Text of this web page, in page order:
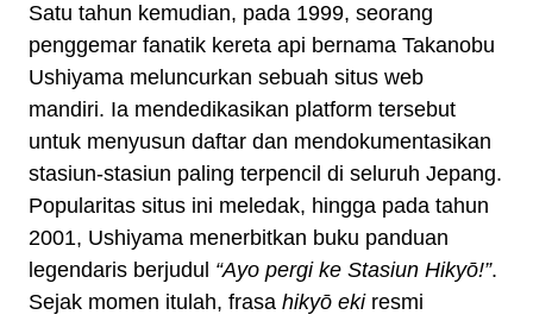
Satu tahun kemudian, pada 1999, seorang
penggemar fanatik kereta api bernama Takanobu
Ushiyama meluncurkan sebuah situs web
mandiri. Ia mendedikasikan platform tersebut
untuk menyusun daftar dan mendokumentasikan
stasiun-stasiun paling terpencil di seluruh Jepang.
Popularitas situs ini meledak, hingga pada tahun
2001, Ushiyama menerbitkan buku panduan
legendaris berjudul “Ayo pergi ke Stasiun Hikyō!”.
Sejak momen itulah, frasa hikyō ekiresmi